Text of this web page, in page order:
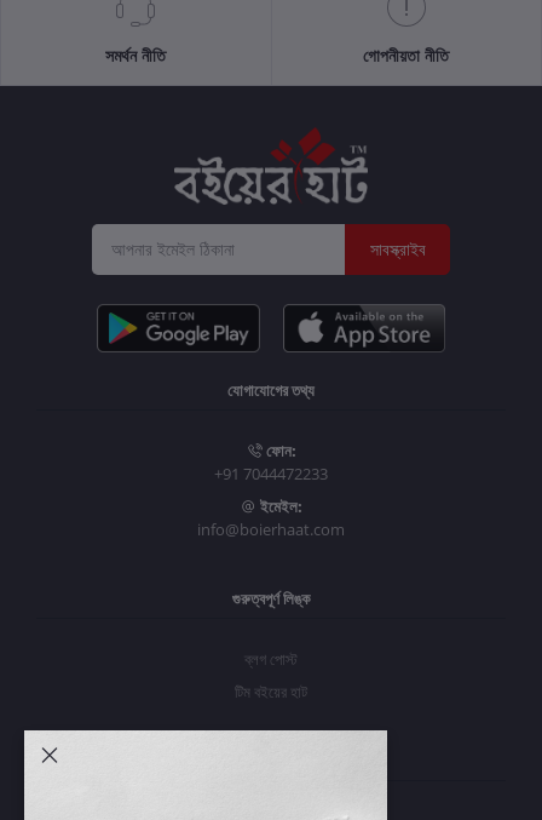
সমর্থন নীতি গোপনীয়তা নীতি
সাবস্ক্রাইব
যোগাযোগের তথ্য
ফোন:
+91 7044472233
ইমেইল:
info@boierhaat.com
গুরুত্বপূর্ণ লিঙ্ক
ব্লগ পোস্ট
টিম বইয়ের হাট